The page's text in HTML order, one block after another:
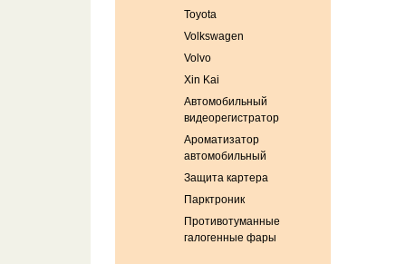
Toyota
Volkswagen
Volvo
Xin Kai
Автомобильный
видеорегистратор
Ароматизатор
автомобильный
Защита картера
Парктроник
Противотуманные
галогенные фары